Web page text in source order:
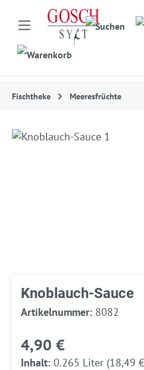
Fischtheke Meeresfrüchte
Bildergalerie überspringen
Knoblauch-Sauce
Artikelnummer: 8082
4,90 €
Inhalt: 0.265 Liter (18,49